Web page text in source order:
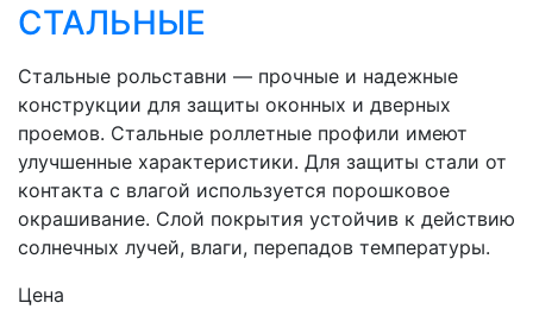
СТАЛЬНЫЕ
Стальные рольставни — прочные и надежные
конструкции для защиты оконных и дверных
проемов. Стальные роллетные профили имеют
улучшенные характеристики. Для защиты стали от
контакта с влагой используется порошковое
окрашивание. Слой покрытия устойчив к действию
солнечных лучей, влаги, перепадов температуры.
Цена